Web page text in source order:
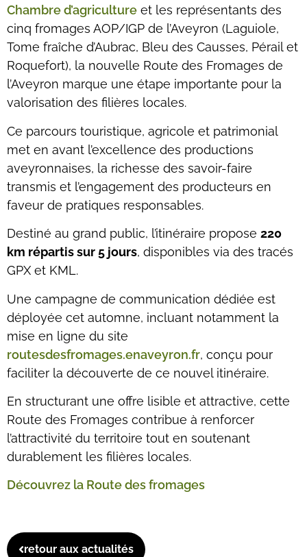
Chambre d’agriculture et les représentants des
cinq fromages AOP/IGP de l’Aveyron (Laguiole,
Tome fraîche d’Aubrac, Bleu des Causses, Pérail et
Roquefort), la nouvelle Route des Fromages de
l’Aveyron marque une étape importante pour la
valorisation des filières locales.
Ce parcours touristique, agricole et patrimonial
met en avant l’excellence des productions
aveyronnaises, la richesse des savoir-faire
transmis et l’engagement des producteurs en
faveur de pratiques responsables.
Destiné au grand public, l’itinéraire propose 220
km répartis sur 5 jours, disponibles via des tracés
GPX et KML.
Une campagne de communication dédiée est
déployée cet automne, incluant notamment la
mise en ligne du site
routesdesfromages.enaveyron.fr, conçu pour
faciliter la découverte de ce nouvel itinéraire.
En structurant une offre lisible et attractive, cette
Route des Fromages contribue à renforcer
l’attractivité du territoire tout en soutenant
durablement les filières locales.
Découvrez la Route des fromages
retour aux actualités